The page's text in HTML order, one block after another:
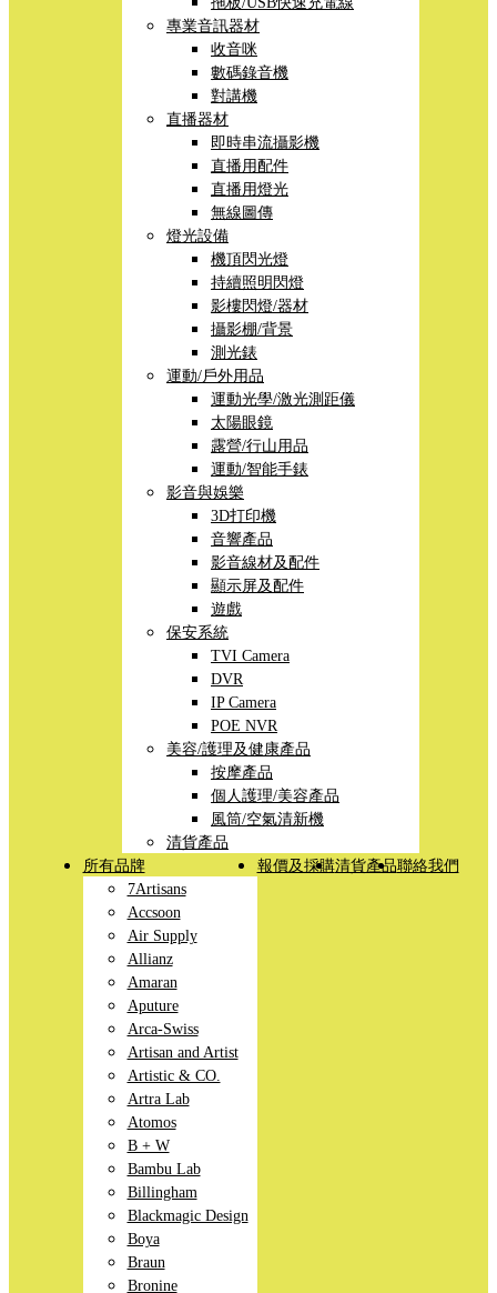
專業音訊器材
收音咪
數碼錄音機
對講機
直播器材
即時串流攝影機
直播用配件
直播用燈光
無線圖傳
燈光設備
機頂閃光燈
持續照明閃燈
影樓閃燈/器材
攝影棚/背景
測光錶
運動/戶外用品
運動光學/激光測距儀
太陽眼鏡
露營/行山用品
運動/智能手錶
影音與娛樂
3D打印機
音響產品
影音線材及配件
顯示屏及配件
遊戲
保安系統
TVI Camera
DVR
IP Camera
POE NVR
美容/護理及健康產品
按摩產品
個人護理/美容產品
風筒/空氣清新機
清貨產品
所有品牌
7Artisans
Accsoon
Air Supply
Allianz
Amaran
Aputure
Arca-Swiss
Artisan and Artist
Artistic & CO.
Artra Lab
Atomos
B + W
Bambu Lab
Billingham
Blackmagic Design
Boya
Braun
Bronine
報價及採購清貨產品聯絡我們